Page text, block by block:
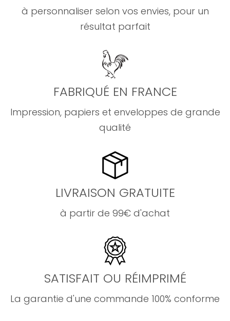
à personnaliser selon vos envies, pour un
résultat parfait
FABRIQUÉ EN FRANCE
Impression, papiers et enveloppes de grande
qualité
LIVRAISON GRATUITE
à partir de 99€ d'achat
SATISFAIT OU RÉIMPRIMÉ
La garantie d'une commande 100% conforme